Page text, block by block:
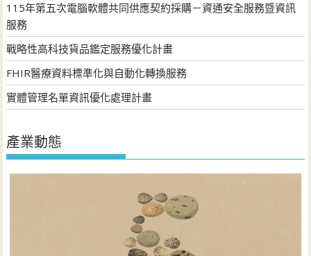
115年第五次電腦軟體共同供應契約採購－資通安全服務暨資訊
服務
戰略性高科技貨品鑑定服務優化計畫
FHIR醫療資料標準化與自動化轉換服務
實體管理名單資訊優化處理計畫
產業動態